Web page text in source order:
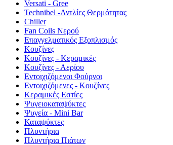
Versati - Gree
Technibel -Αντλίες Θερμότητας
Chiller
Fan Coils Νερού
Επαγγελματικός Εξοπλισμός
Κουζίνες
Κουζίνες - Κεραμικές
Κουζίνες - Αερίου
Εντοιχιζόμενοι Φούρνοι
Εντοιχιζόμενες - Κουζίνες
Κεραμικές Εστίες
Ψυγειοκαταψύκτες
Ψυγεία - Mini Bar
Καταψύκτες
Πλυντήρια
Πλυντήρια Πιάτων